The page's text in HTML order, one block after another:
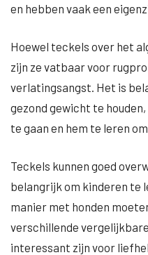
en hebben vaak een
Hoewel teckels over het
zijn ze vatbaar voor
verlatingsangst. Het is
gezond gewicht te
te gaan en hem te leren
Teckels kunnen goed
belangrijk om kinderen te
manier met honden
verschillende
interessant zijn voor